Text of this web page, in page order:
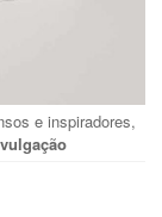
e inspiradores,